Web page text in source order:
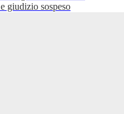
giudizio sospeso